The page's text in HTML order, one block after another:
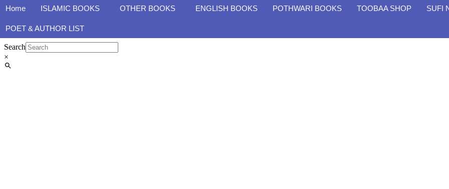
Home ISLAMIC BOOKS OTHER BOOKS ENGLISH BOOKS POTHWARI BOOKS TOOBAA SHOP SUFI
POET & AUTHOR LIST
Search
×